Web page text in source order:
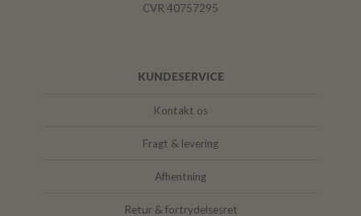
CVR 40757295
KUNDESERVICE
Kontakt os
Fragt & levering
Afhentning
Retur & fortrydelsesret